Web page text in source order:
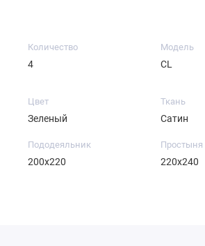
Количество
4
Модель
CL
Цвет
Зеленый
Ткань
Сатин
Пододеяльник
200х220
Простыня
220х240